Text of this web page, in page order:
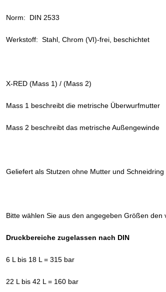
Norm: DIN 2533
Werkstoff: Stahl, Chrom (VI)-frei, beschichtet
X-RED (Mass 1) / (Mass 2)
Mass 1 beschreibt die metrische Überwurfmutter
Mass 2 beschreibt das metrische Außengewinde
Geliefert als Stutzen ohne Mutter und
Bitte wählen Sie aus den angegeben Größen den
Druckbereiche zugelassen nach DIN
6 L bis 18 L = 315 bar
22 L bis 42 L = 160 bar